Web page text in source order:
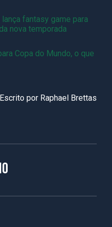
fantasy game para
nova temporada
Copa do Mundo, o que
Escrito por Raphael Brettas